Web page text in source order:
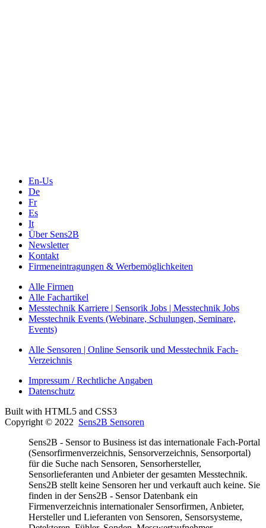
En-Us
De
Fr
Es
It
Über Sens2B
Newsletter
Kontakt
Firmeneintragungen & Werbemöglichkeiten
Alle Firmen
Alle Fachartikel
Messtechnik Karriere | Sensorik Jobs | Messtechnik Jobs
Messtechnik Events (Webinare, Schulungen, Seminare,
Events)
Alle Sensoren | Online Sensorik und Messtechnik Fach-
Verzeichnis
Impressum / Rechtliche Angaben
Datenschutz
Built with HTML5 and CSS3
Copyright © 2022 Sens2B Sensoren
Sens2B - Sensor to Business ist das internationale Fach-Portal
(Sensorfirmenverzeichnis, Sensorverzeichnis, Sensorportal)
für die Suche nach Sensoren, Sensorhersteller,
Sensorlieferanten und Anbieter der gesamten Messtechnik.
Sens2B stellt keine Sensoren her und verkauft auch keine. Sie
finden in der Sens2B - Sensor Datenbank ein
Firmenverzeichnis internationaler Sensorfirmen, Anbieter,
Hersteller und Lieferanten von Sensoren, Sensorsysteme,